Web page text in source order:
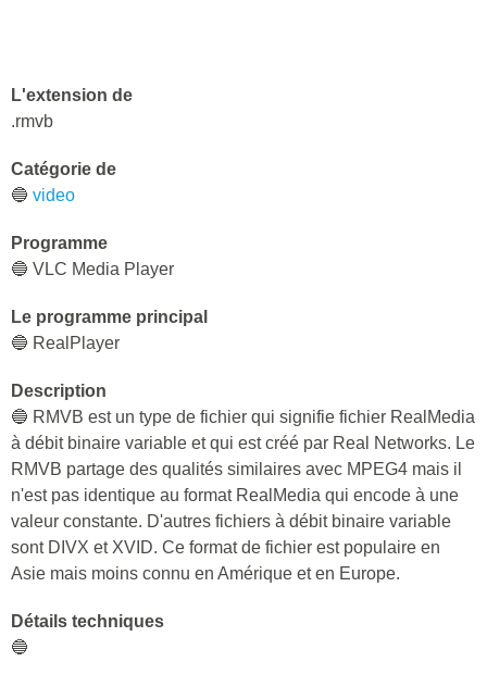
L'extension de
.rmvb
Catégorie de
🔵 video
Programme
🔵 VLC Media Player
Le programme principal
🔵 RealPlayer
Description
🔵 RMVB est un type de fichier qui signifie fichier RealMedia
à débit binaire variable et qui est créé par Real Networks. Le
RMVB partage des qualités similaires avec MPEG4 mais il
n'est pas identique au format RealMedia qui encode à une
valeur constante. D'autres fichiers à débit binaire variable
sont DIVX et XVID. Ce format de fichier est populaire en
Asie mais moins connu en Amérique et en Europe.
Détails techniques
🔵